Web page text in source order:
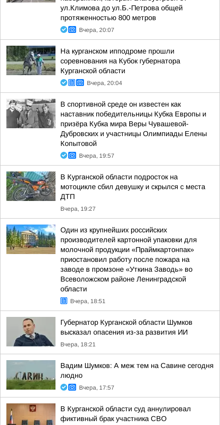
ул.Климова до ул.Б.-Петрова общей
протяженностью 800 метров
Вчера, 20:07
На курганском ипподроме прошли
соревнования на Кубок губернатора
Курганской области
Вчера, 20:04
В спортивной среде он известен как
наставник победительницы Кубка Европы и
призёра Кубка мира Веры Чувашевой-
Дубровских и участницы Олимпиады Елены
Копытовой
Вчера, 19:57
В Курганской области подросток на
мотоцикле сбил девушку и скрылся с места
ДТП
Вчера, 19:27
Один из крупнейших российских
производителей картонной упаковки для
молочной продукции «Праймкартонпак»
приостановил работу после пожара на
заводе в промзоне «Уткина Заводь» во
Всеволожском районе Ленинградской
области
Вчера, 18:51
Губернатор Курганской области Шумков
высказал опасения из-за развития ИИ
Вчера, 18:21
Вадим Шумков: А меж тем на Савине сегодня
людно
Вчера, 17:57
В Курганской области суд аннулировал
фиктивный брак участника СВО